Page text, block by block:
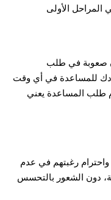
صعوبة في طلب
للمساعدة في أي وقت
طلب المساعدة يعني
دون الشعور بالتحسس